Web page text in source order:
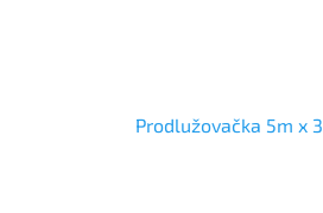
Prodlužovačka 5m x